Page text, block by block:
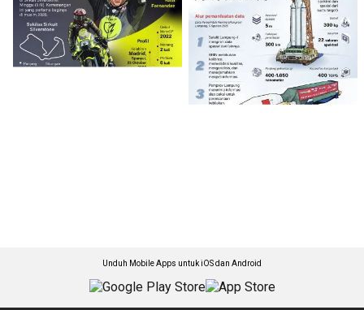
Unduh Mobile Apps untuk iOS dan Android